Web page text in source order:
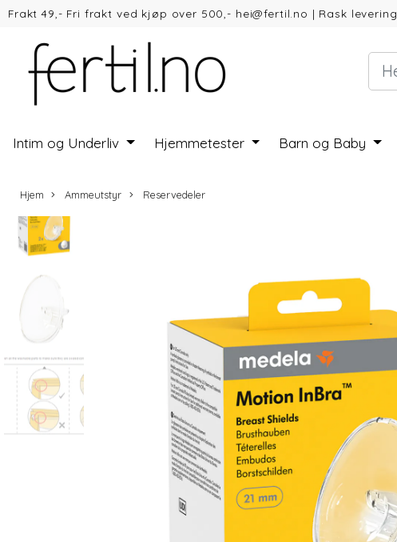
Frakt 49,- Fri frakt ved kjøp over 500,- hei@fertil.no | Rask levering
Intim og Underliv Hjemmetester Barn og Baby
Hjem Ammeutstyr Reservedeler